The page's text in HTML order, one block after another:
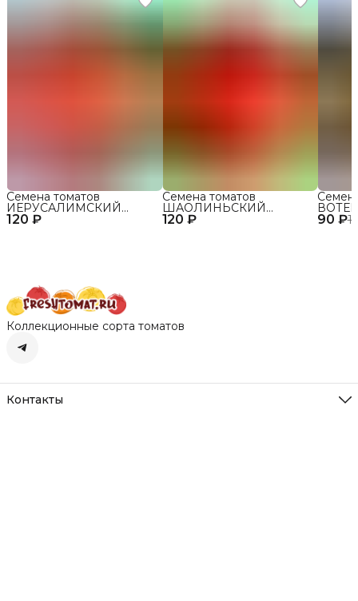
120 ₽
Семена томатов
ИЕРУСАЛИМСКИЙ
ГИГАНТ сорт для 120 ₽
Семена томатов
ШАОЛИНЬСКИЙ
ВЕЛИКАН сорт для 90 ₽
Коллекционные сорта томатов
Контакты